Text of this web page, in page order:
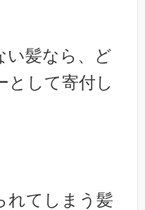
い髪なら、ど
として寄付し
れてしまう髪